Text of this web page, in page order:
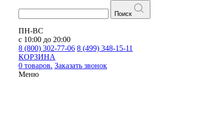
Поиск
ПН-ВС
с 10:00 до 20:00
8 (800) 302-77-06 8 (499) 348-15-11
КОРЗИНА
0 товаров. Заказать звонок
Меню